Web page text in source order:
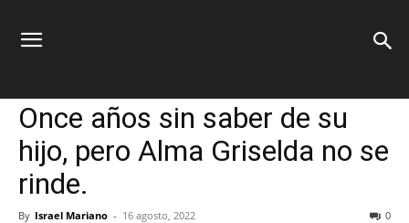
Morelos
Once años sin saber de su
hijo, pero Alma Griselda no se
rinde.
By Israel Mariano - 16 agosto, 2022 0